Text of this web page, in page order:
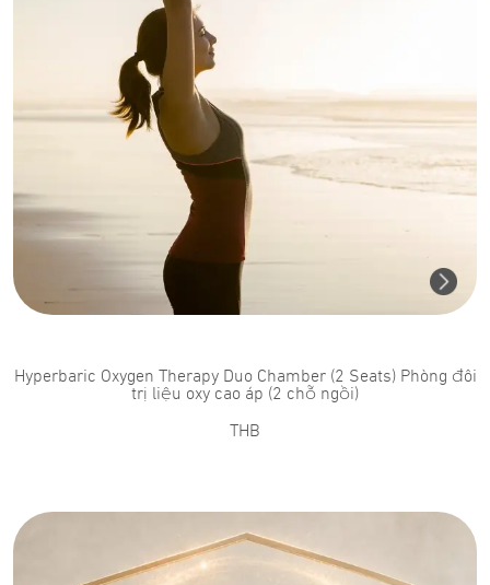
Hyperbaric Oxygen Therapy Duo Chamber (2 Seats) Phòng đôi
trị liệu oxy cao áp (2 chỗ ngồi)
THB